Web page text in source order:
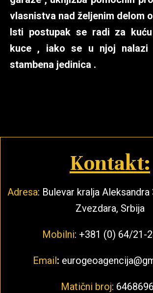
vlasnistva nad željenim delom
Isti postupak se radi za
kuce , iako se u njoj nalazi
stambena jedinica .
Kontakt:
Adresa: Bulevar kralja
Zvezdara, Srbija
Mobilni: +381 (0) 64/21-
Email:
Matični broj: